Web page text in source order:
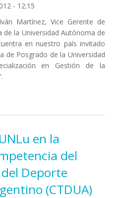
- 12:15
Martínez, Vice Gerente de
de la Universidad Autónoma de
en nuestro país invitado
de Posgrado de la Universidad
en Gestión de la
de Posgrado UNLu, estuvo
en la
del
Deporte
(CTDUA)